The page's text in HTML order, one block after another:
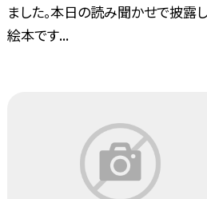
ました。本日の読み聞かせで披露
絵本です...